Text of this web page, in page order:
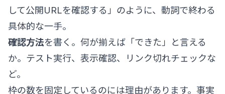
して公開URLを確認する」のように、動詞で終わる
具体的な一手。
確認方法を書く。何が揃えば「できた」と言える
か。テスト実行、表示確認、リンク切れチェックな
ど。
枠の数を固定しているのには理由があります。事実